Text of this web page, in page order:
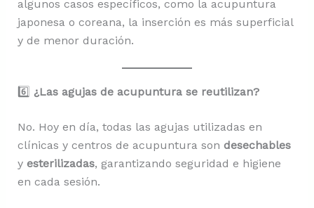
algunos casos específicos, como la acupuntura
japonesa o coreana, la inserción es más superficial
y de menor duración.
6️⃣ ¿Las agujas de acupuntura se reutilizan?
No. Hoy en día, todas las agujas utilizadas en
clínicas y centros de acupuntura son desechables
y esterilizadas, garantizando seguridad e higiene
en cada sesión.